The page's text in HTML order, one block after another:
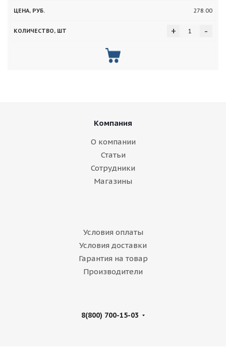
278.00
-
+
Компания
О компании
Статьи
Сотрудники
Магазины
Условия оплаты
Условия доставки
Гарантия на товар
Производители
8(800) 700-15-03